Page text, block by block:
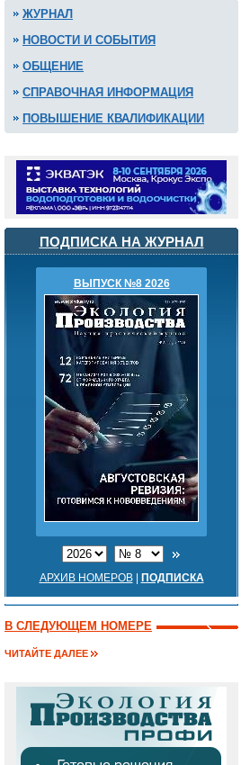
ЖУРНАЛ
НОВОСТИ И СОБЫТИЯ
ОБЩЕНИЕ
СПРАВОЧНАЯ ИНФОРМАЦИЯ
ПОВЫШЕНИЕ КВАЛИФИКАЦИИ
ПОДПИСКА НА ЖУРНАЛ
ВЫПУСК №8 2026
АРХИВ НОМЕРОВ| ПОДПИСКА
В СЛЕДУЮЩЕМ НОМЕРЕ
ЧИТАЙТЕ ДАЛЕЕ